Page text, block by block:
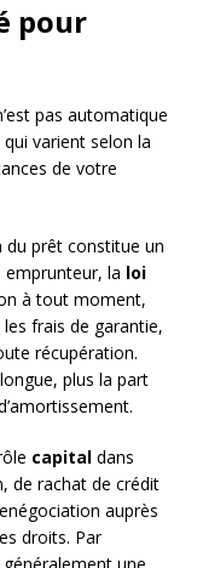
pour
pas automatique
varient selon la
de votre
du prêt constitue un
la loi
à tout moment,
frais de garantie,
récupération.
plus la part
capital dans
de rachat de crédit
auprès
droits. Par